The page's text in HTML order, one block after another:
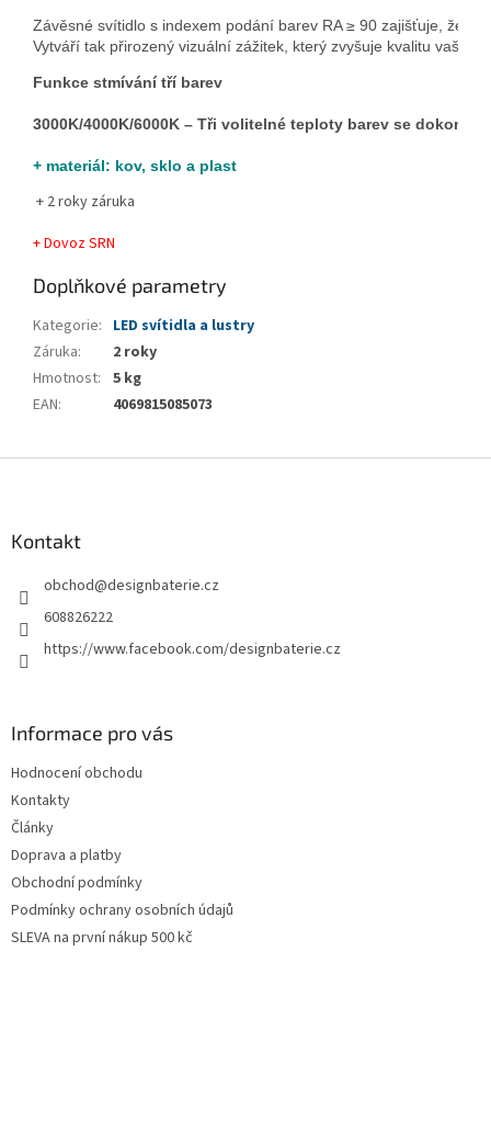
Závěsné svítidlo s indexem podání barev RA ≥ 90 zajišťuje, že
Vytváří tak přirozený vizuální zážitek, který zvyšuje kvalitu vašeho
Funkce stmívání tří barev
3000K/4000K/6000K – Tři volitelné teploty barev se
+ materiál: kov, sklo a plast
+ 2 roky záruka
+ Dovoz SRN
Doplňkové parametry
Kategorie: LED svítidla a lustry
Záruka:
2 roky
Hmotnost: 5 kg
EAN: 4069815085073
Kontakt
obchod@designbaterie.cz
608826222
https://www.facebook.com/designbaterie.cz
Informace pro vás
Hodnocení obchodu
Kontakty
Články
Doprava a platby
Obchodní podmínky
Podmínky ochrany osobních údajů
SLEVA na první nákup 500 kč